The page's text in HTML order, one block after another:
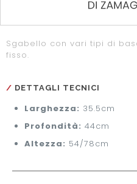
Sgabello con vari tipi di
fisso.
DETTAGLI TECNICI
Larghezza: 35.5cm
Profondità: 44cm
Altezza: 54/78cm